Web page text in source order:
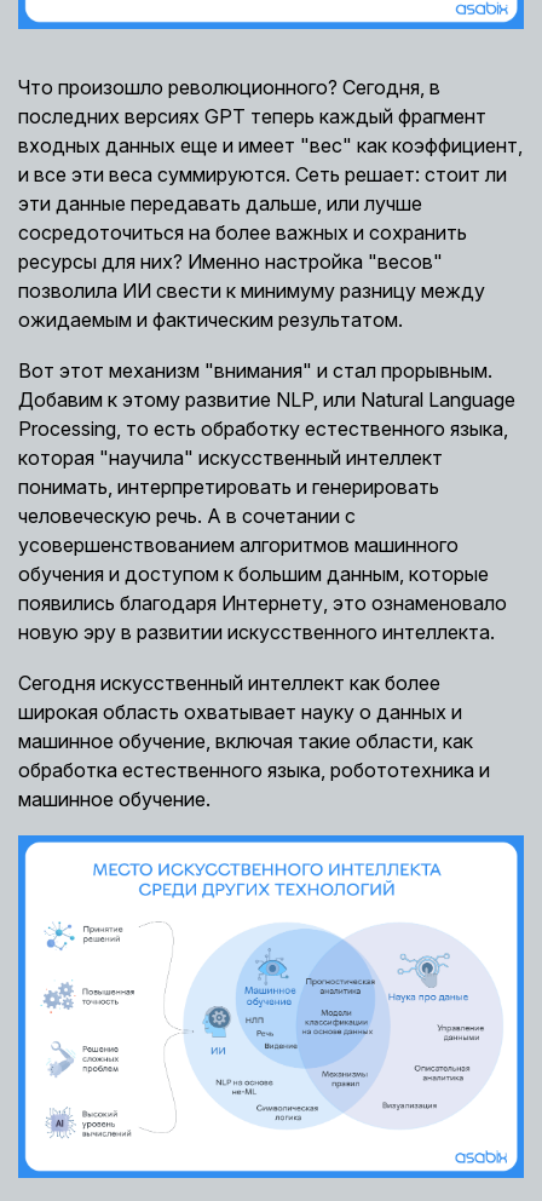
Что произошло революционного? Сегодня, в
последних версиях GPT теперь каждый фрагмент
входных данных еще и имеет "вес" как коэффициент,
и все эти веса суммируются. Сеть решает: стоит ли
эти данные передавать дальше, или лучше
сосредоточиться на более важных и сохранить
ресурсы для них? Именно настройка "весов"
позволила ИИ свести к минимуму разницу между
ожидаемым и фактическим результатом.
Вот этот механизм "внимания" и стал прорывным.
Добавим к этому развитие NLP, или Natural Language
Processing, то есть обработку естественного языка,
которая "научила" искусственный интеллект
понимать, интерпретировать и генерировать
человеческую речь. А в сочетании с
усовершенствованием алгоритмов машинного
обучения и доступом к большим данным, которые
появились благодаря Интернету, это ознаменовало
новую эру в развитии искусственного интеллекта.
Сегодня искусственный интеллект как более
широкая область охватывает науку о данных и
машинное обучение, включая такие области, как
обработка естественного языка, робототехника и
машинное обучение.